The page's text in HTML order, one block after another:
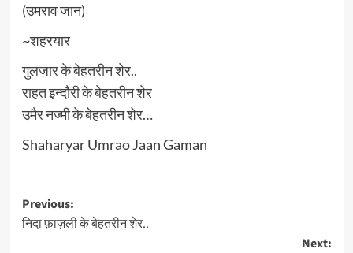
(उमराव जान)
~शहरयार
गुलज़ार के बेहतरीन शेर..
राहत इन्दौरी के बेहतरीन शेर
उमैर नज्मी के बेहतरीन शेर…
Shaharyar Umrao Jaan Gaman
Post
navigation
Previous:
निदा फ़ाज़ली के बेहतरीन शेर..
Next: